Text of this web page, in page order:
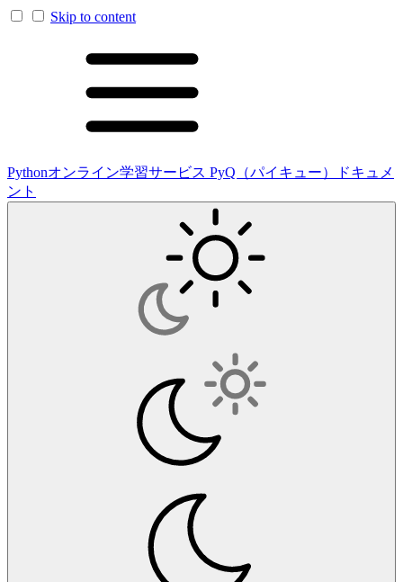
Skip to content
Pythonオンライン学習サービス PyQ（パイキュー）ドキュメ
ント